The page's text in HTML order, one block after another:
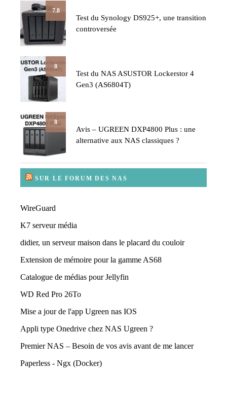
7.8
Test du Synology DS925+, une transition
controversée
8
Test du NAS ASUSTOR Lockerstor 4
Gen3 (AS6804T)
8
Avis – UGREEN DXP4800 Plus : une
alternative aux NAS classiques ?
SUR LE FORUM DES NAS
WireGuard
K7 serveur média
didier, un serveur maison dans le placard du couloir
Extension de mémoire pour la gamme AS68
Catalogue de médias pour Jellyfin
WD Red Pro 26To
Mise a jour de l'app Ugreen nas IOS
Appli type Onedrive chez NAS Ugreen ?
Premier NAS – Besoin de vos avis avant de me lancer
Paperless - Ngx (Docker)